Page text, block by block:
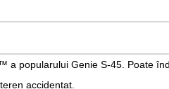
a popularului Genie S-45. Poate
accidentat.